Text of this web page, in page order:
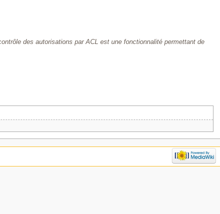
des autorisations par ACL est une fonctionnalité permettant de